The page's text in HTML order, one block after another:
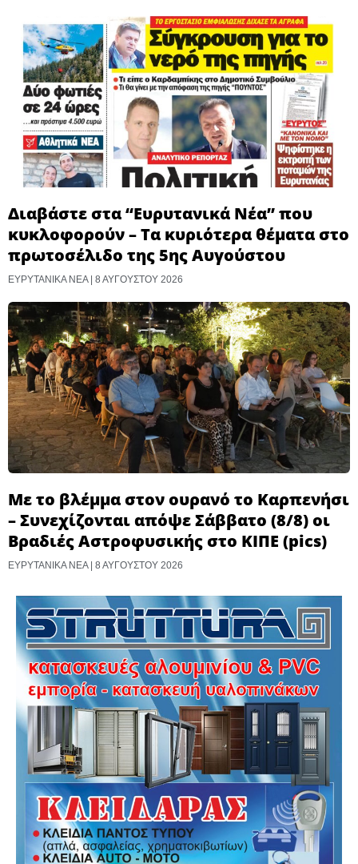
Διαβάστε στα “Ευρυτανικά Νέα” που
κυκλοφορούν – Τα κυριότερα θέματα στο
πρωτοσέλιδο της 5ης Αυγούστου
ΕΥΡΥΤΑΝΙΚΑ ΝΕΑ 8 ΑΥΓΟΎΣΤΟΥ 2026
Με το βλέμμα στον ουρανό το Καρπενήσι
– Συνεχίζονται απόψε Σάββατο (8/8) οι
Βραδιές Αστροφυσικής στο ΚΙΠΕ (pics)
ΕΥΡΥΤΑΝΙΚΑ ΝΕΑ 8 ΑΥΓΟΎΣΤΟΥ 2026